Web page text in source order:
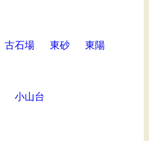
古石場 東砂 東陽
小山台